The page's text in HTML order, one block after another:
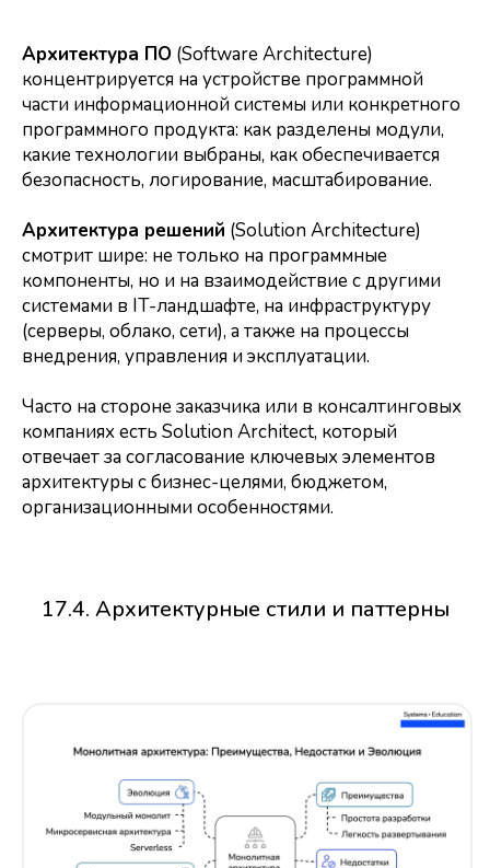
Архитектура ПО (Software Architecture)
концентрируется на устройстве программной
части информационной системы или конкретного
программного продукта: как разделены модули,
какие технологии выбраны, как обеспечивается
безопасность, логирование, масштабирование.
Архитектура решений (Solution Architecture)
смотрит шире: не только на программные
компоненты, но и на взаимодействие с другими
системами в IT-ландшафте, на инфраструктуру
(серверы, облако, сети), а также на процессы
внедрения, управления и эксплуатации.
Часто на стороне заказчика или в консалтинговых
компаниях есть Solution Architect, который
отвечает за согласование ключевых элементов
архитектуры с бизнес-целями, бюджетом,
организационными особенностями.
17.4. Архитектурные стили и паттерны